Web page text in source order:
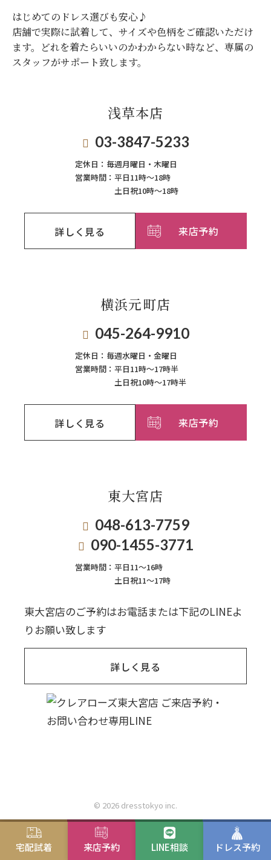
宅配試着 来店予約 LINE相談 ドレス予約
はじめてのドレス選びも安心♪
店舗で実際に試着して、サイズや色柄をご確認いただけ
ます。
どれを着たらいいのかわからない時など、専属の
スタッフがサポート致します。
浅草本店
03-3847-5233
定休日： 毎週月曜日・木曜日
営業時間： 平日11時～18時
土日祝10時～18時
詳しく見る 来店予約
横浜元町店
045-264-9910
定休日： 毎週⽔曜⽇‧⾦曜⽇
営業時間： 平日11時～17時半
土日祝10時～17時半
詳しく見る 来店予約
東大宮店
048-613-7759
090-1455-3771
営業時間： 平日11〜16時
土日祝11〜17時
東大宮店のご予約はお電話または下記のLINEよ
りお願い致します
詳しく見る
© 2026 dresstokyo inc.